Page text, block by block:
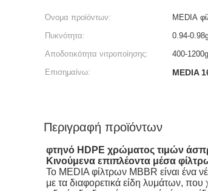
Όνομα προϊόντων: MEDIA
Πυκνότητα:
0.94-
Αποδοτικότητα νιτροποίησης:
400-
Επισημαίνω:
MEDIA
Περιγραφή προϊόντων
φτηνό HDPE χρώματος τιμών
Κινούμενα επιπλέοντα μέσα
Το MEDIA φίλτρων MBBR είναι ένα
με τα διαφορετικά είδη λυμάτων,